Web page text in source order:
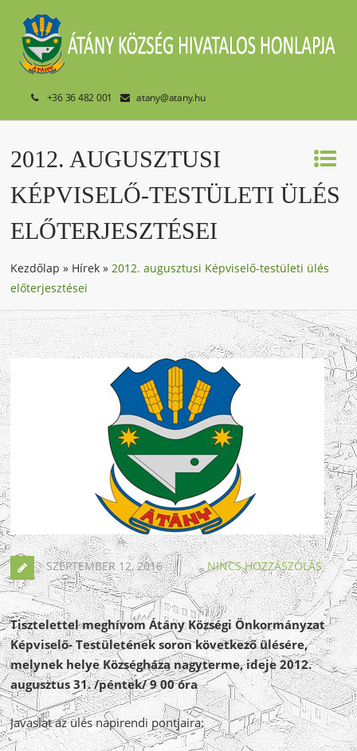
+36 36 482 001 atany@atany.hu
2012. AUGUSZTUSI
KÉPVISELŐ-TESTÜLETI ÜLÉS
ELŐTERJESZTÉSEI
Kezdőlap » Hírek »2012. augusztusi Képviselő-testületi ülés
előterjesztései
SZEPTEMBER 12, 2016 NINCS HOZZÁSZÓLÁS
Tisztelettel meghívom Átány Községi Önkormányzat
Képviselő- Testületének soron következő ülésére,
melynek helye Községháza nagyterme, ideje 2012.
augusztus 31. /péntek/ 9 00 óra
Javaslat az ülés napirendi pontjaira: